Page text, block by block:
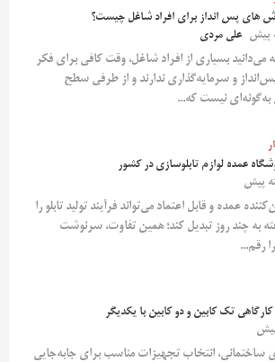
های پس‌ انداز برای افراد شاغل چیست؟
علی مردی
می‌دانید بسیاری از افراد شاغل، وقت کافی برای فکر
و سرمایه‌گذاری ندارند و از طرفی سطح
به‌گونه‌ای نیست که...
عمده لوازم تابلوسازی در کشور
عمده و قابل اعتماد می‌تواند فرآیند تولید تابلو را
به چند روز تبدیل کند؛ همین تفاوت، سرنوشت
رقم...
کارگاهی تک کابین و دو کابین با یکدیگر
ساختمانی، انتخاب تجهیزات مناسب برای جابه‌جایی